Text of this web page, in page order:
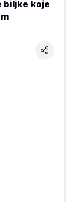
biljke koje